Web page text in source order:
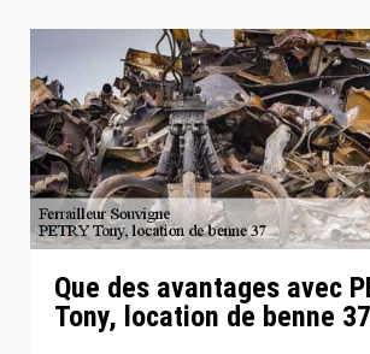
Que des avantages avec
Tony, location de benne 37